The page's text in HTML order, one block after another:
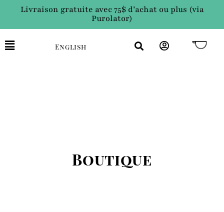
Livraison gratuite avec 75$ d’achat ou plus (via
Purolator)
English
Boutique